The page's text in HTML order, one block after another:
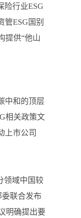
险行业ESG
ESG国别
提供“他山
中和的顶层
相关政策文
上市公司
领域中国较
联合发布
明确提出要